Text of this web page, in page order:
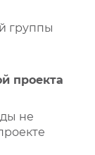
группы
проекта
не